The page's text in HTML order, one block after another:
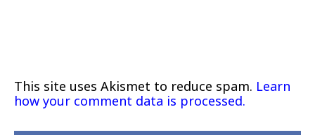
This site uses Akismet to reduce spam. Learn
how your comment data is processed.